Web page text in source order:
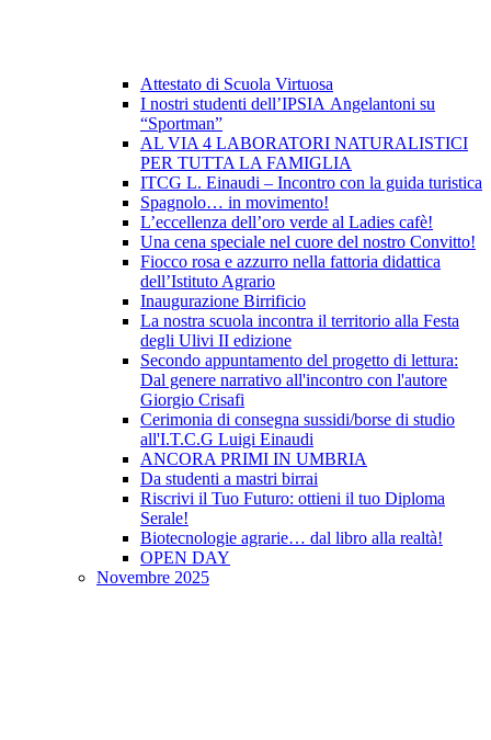
Attestato di Scuola Virtuosa
I nostri studenti dell’IPSIA Angelantoni su
“Sportman”
AL VIA 4 LABORATORI NATURALISTICI
PER TUTTA LA FAMIGLIA
ITCG L. Einaudi – Incontro con la guida turistica
Spagnolo… in movimento!
L’eccellenza dell’oro verde al Ladies cafè!
Una cena speciale nel cuore del nostro Convitto!
Fiocco rosa e azzurro nella fattoria didattica
dell’Istituto Agrario
Inaugurazione Birrificio
La nostra scuola incontra il territorio alla Festa
degli Ulivi II edizione
Secondo appuntamento del progetto di lettura:
Dal genere narrativo all'incontro con l'autore
Giorgio Crisafi
Cerimonia di consegna sussidi/borse di studio
all'I.T.C.G Luigi Einaudi
ANCORA PRIMI IN UMBRIA
Da studenti a mastri birrai
Riscrivi il Tuo Futuro: ottieni il tuo Diploma
Serale!
Biotecnologie agrarie… dal libro alla realtà!
OPEN DAY
Novembre 2025